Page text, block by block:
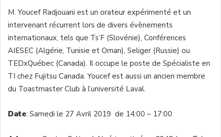
M. Youcef Radjouani est un orateur expérimenté et un
intervenant récurrent lors de divers évènements
internationaux, tels que Ts’F (Slovénie), Conférences
AIESEC (Algérie, Tunisie et Oman), Seliger (Russie) ou
TEDxQuébec (Canada). Il occupe le poste de Spécialiste en
TI chez Fujitsu Canada. Youcef est aussi un ancien membre
du Toastmaster Club à l’université Laval.
Date: Samedi le 27 Avril 2019 de 14:00 – 17:00